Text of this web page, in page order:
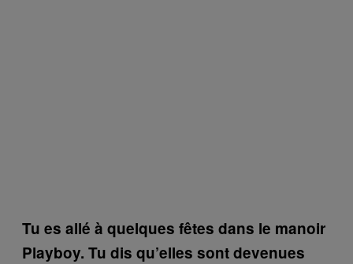
Tu es allé à quelques fêtes dans le manoir
Playboy. Tu dis qu’elles sont devenues